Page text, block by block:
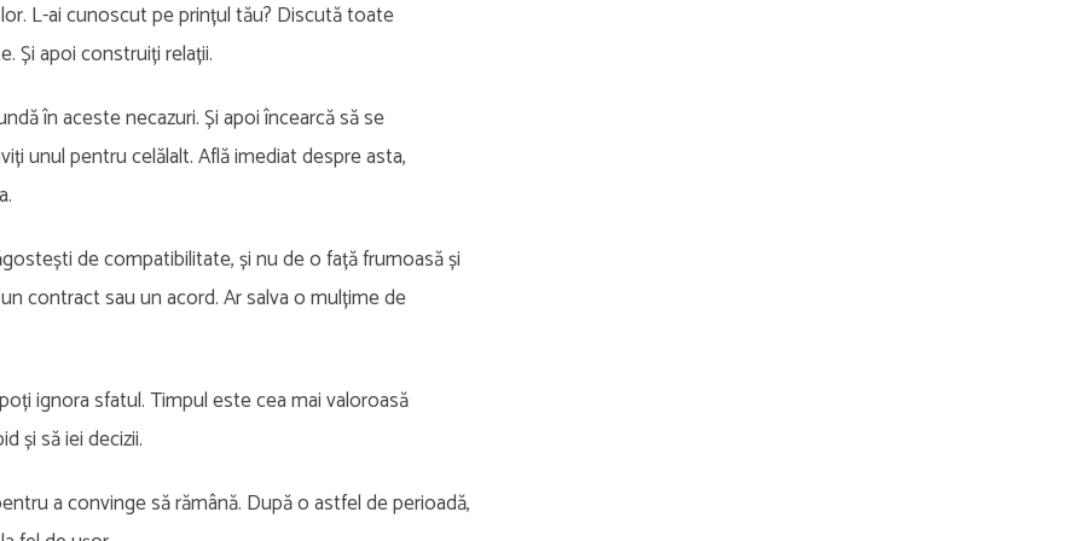
L-ai cunoscut pe prințul tău? Discută toate
Și apoi construiți relații.
în aceste necazuri. Și apoi încearcă să se
unul pentru celălalt. Află imediat despre asta,
de compatibilitate, și nu de o față frumoasă și
contract sau un acord. Ar salva o mulțime de
ignora sfatul. Timpul este cea mai valoroasă
și să iei decizii.
a convinge să rămână. După o astfel de perioadă,